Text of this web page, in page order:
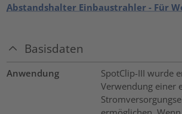
Abstandshalter Einbaustrahler - Für
Basisdaten
Anwendung
SpotClip-III wurde
Verwendung einer